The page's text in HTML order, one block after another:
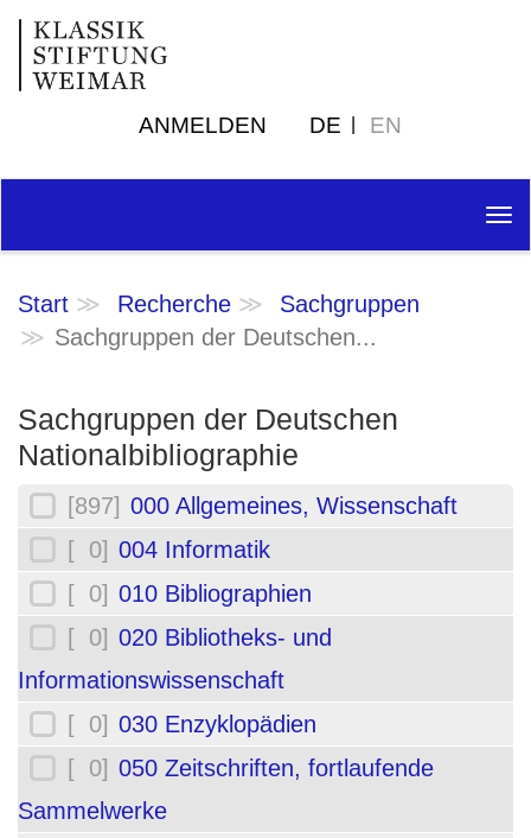
ANMELDEN DE EN
Start Recherche
Sachgruppen
Sachgruppen der Deutschen...
Sachgruppen der Deutschen
Nationalbibliographie
[897] 000 Allgemeines, Wissenschaft
[ 0] 004 Informatik
[ 0] 010 Bibliographien
[ 0] 020 Bibliotheks- und
Informationswissenschaft
[ 0] 030 Enzyklopädien
[ 0] 050 Zeitschriften, fortlaufende
Sammelwerke